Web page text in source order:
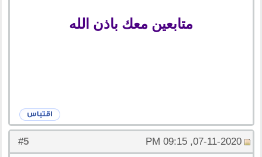
متابعين معك باذن الله
#
5 07-11-2020, 09:15 PM